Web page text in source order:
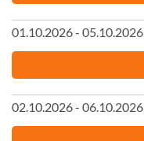
01.10.2026 - 05.10.2026
02.10.2026 - 06.10.2026